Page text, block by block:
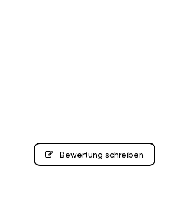
Bewertung schreiben